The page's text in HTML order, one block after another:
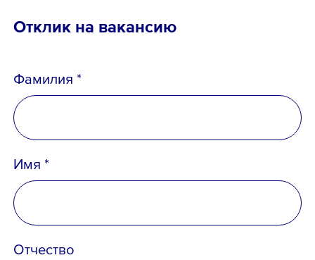
Отклик на вакансию
Фамилия *
Имя *
Отчество